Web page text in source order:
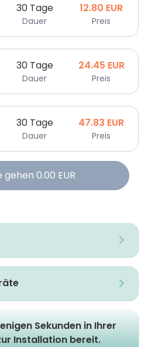
30 Tage
Dauer
12.80 EUR
Preis
30 Tage
Dauer
24.45 EUR
Preis
30 Tage
Dauer
47.83 EUR
Preis
gehen 0.00 EUR
Sekunden in Ihrer
Installation bereit.